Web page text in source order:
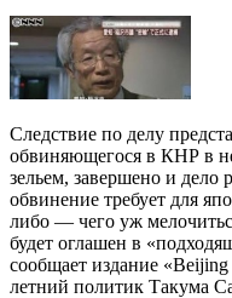
Следствие по делу
обвиняющегося в КНР в
зельем, завершено и дело
обвинение требует для
либо — чего уж
будет оглашен в
сообщает издание
летний политик Такума